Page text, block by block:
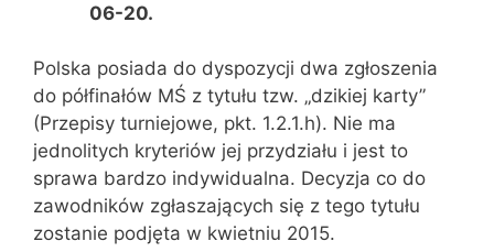
06-20.
Polska posiada do dyspozycji dwa zgłoszenia
do półfinałów MŚ z tytułu tzw. „dzikiej karty”
(Przepisy turniejowe, pkt. 1.2.1.h). Nie ma
jednolitych kryteriów jej przydziału i jest to
sprawa bardzo indywidualna. Decyzja co do
zawodników zgłaszających się z tego tytułu
zostanie podjęta w kwietniu 2015.